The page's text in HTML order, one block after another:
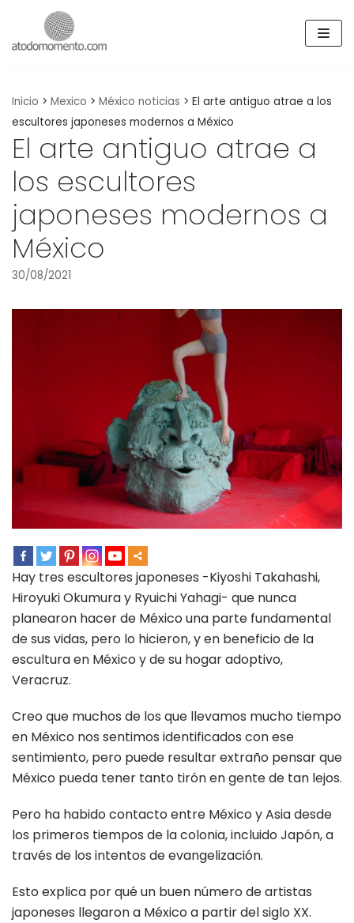
Skip
Inicio > Mexico > México noticias > El arte antiguo atrae a los
escultores japoneses modernos a México
El arte antiguo atrae a
los escultores
japoneses modernos a
México
30/08/2021
Hay tres escultores japoneses -Kiyoshi Takahashi,
Hiroyuki Okumura y Ryuichi Yahagi- que nunca
planearon hacer de México una parte fundamental
de sus vidas, pero lo hicieron, y en beneficio de la
escultura en México y de su hogar adoptivo,
Veracruz.
Creo que muchos de los que llevamos mucho tiempo
en México nos sentimos identificados con ese
sentimiento, pero puede resultar extraño pensar que
México pueda tener tanto tirón en gente de tan lejos.
Pero ha habido contacto entre México y Asia desde
los primeros tiempos de la colonia, incluido Japón, a
través de los intentos de evangelización.
Esto explica por qué un buen número de artistas
japoneses llegaron a México a partir del siglo XX.